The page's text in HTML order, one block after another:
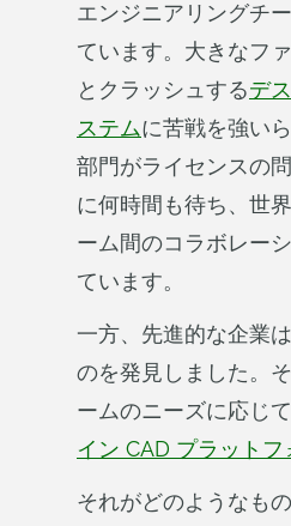
エンジニアリングチ
ています。大きなフ
とクラッシュするデ
ステムに苦戦を強い
部門がライセンスの
に何時間も待ち、世
ーム間のコラボレー
ています。
一方、先進的な企業
のを発見しました。
ームのニーズに応じ
イン CAD プラットフ
それがどのようなも